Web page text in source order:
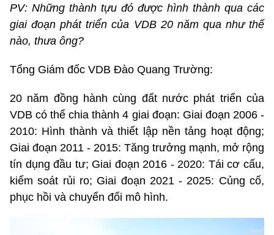
PV: Những thành tựu đó được hình thành qua các
giai đoạn phát triển của VDB 20 năm qua như thế
nào, thưa ông?
Tổng Giám đốc VDB Đào Quang Trường:
20 năm đồng hành cùng đất nước phát triển của
VDB có thể chia thành 4 giai đoạn: Giai đoạn 2006 -
2010: Hình thành và thiết lập nền tảng hoạt động;
Giai đoạn 2011 - 2015: Tăng trưởng mạnh, mở rộng
tín dụng đầu tư; Giai đoạn 2016 - 2020: Tái cơ cấu,
kiểm soát rủi ro; Giai đoạn 2021 - 2025: Củng cố,
phục hồi và chuyển đổi mô hình.